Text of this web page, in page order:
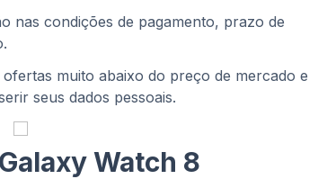
nas condições de pagamento, prazo de
ofertas muito abaixo do preço de mercado e
seus dados pessoais.
Watch 8